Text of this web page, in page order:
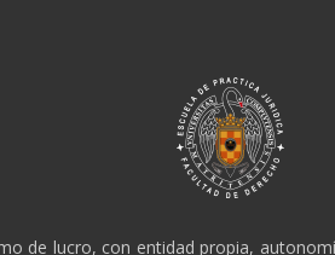
de lucro, con entidad propia,